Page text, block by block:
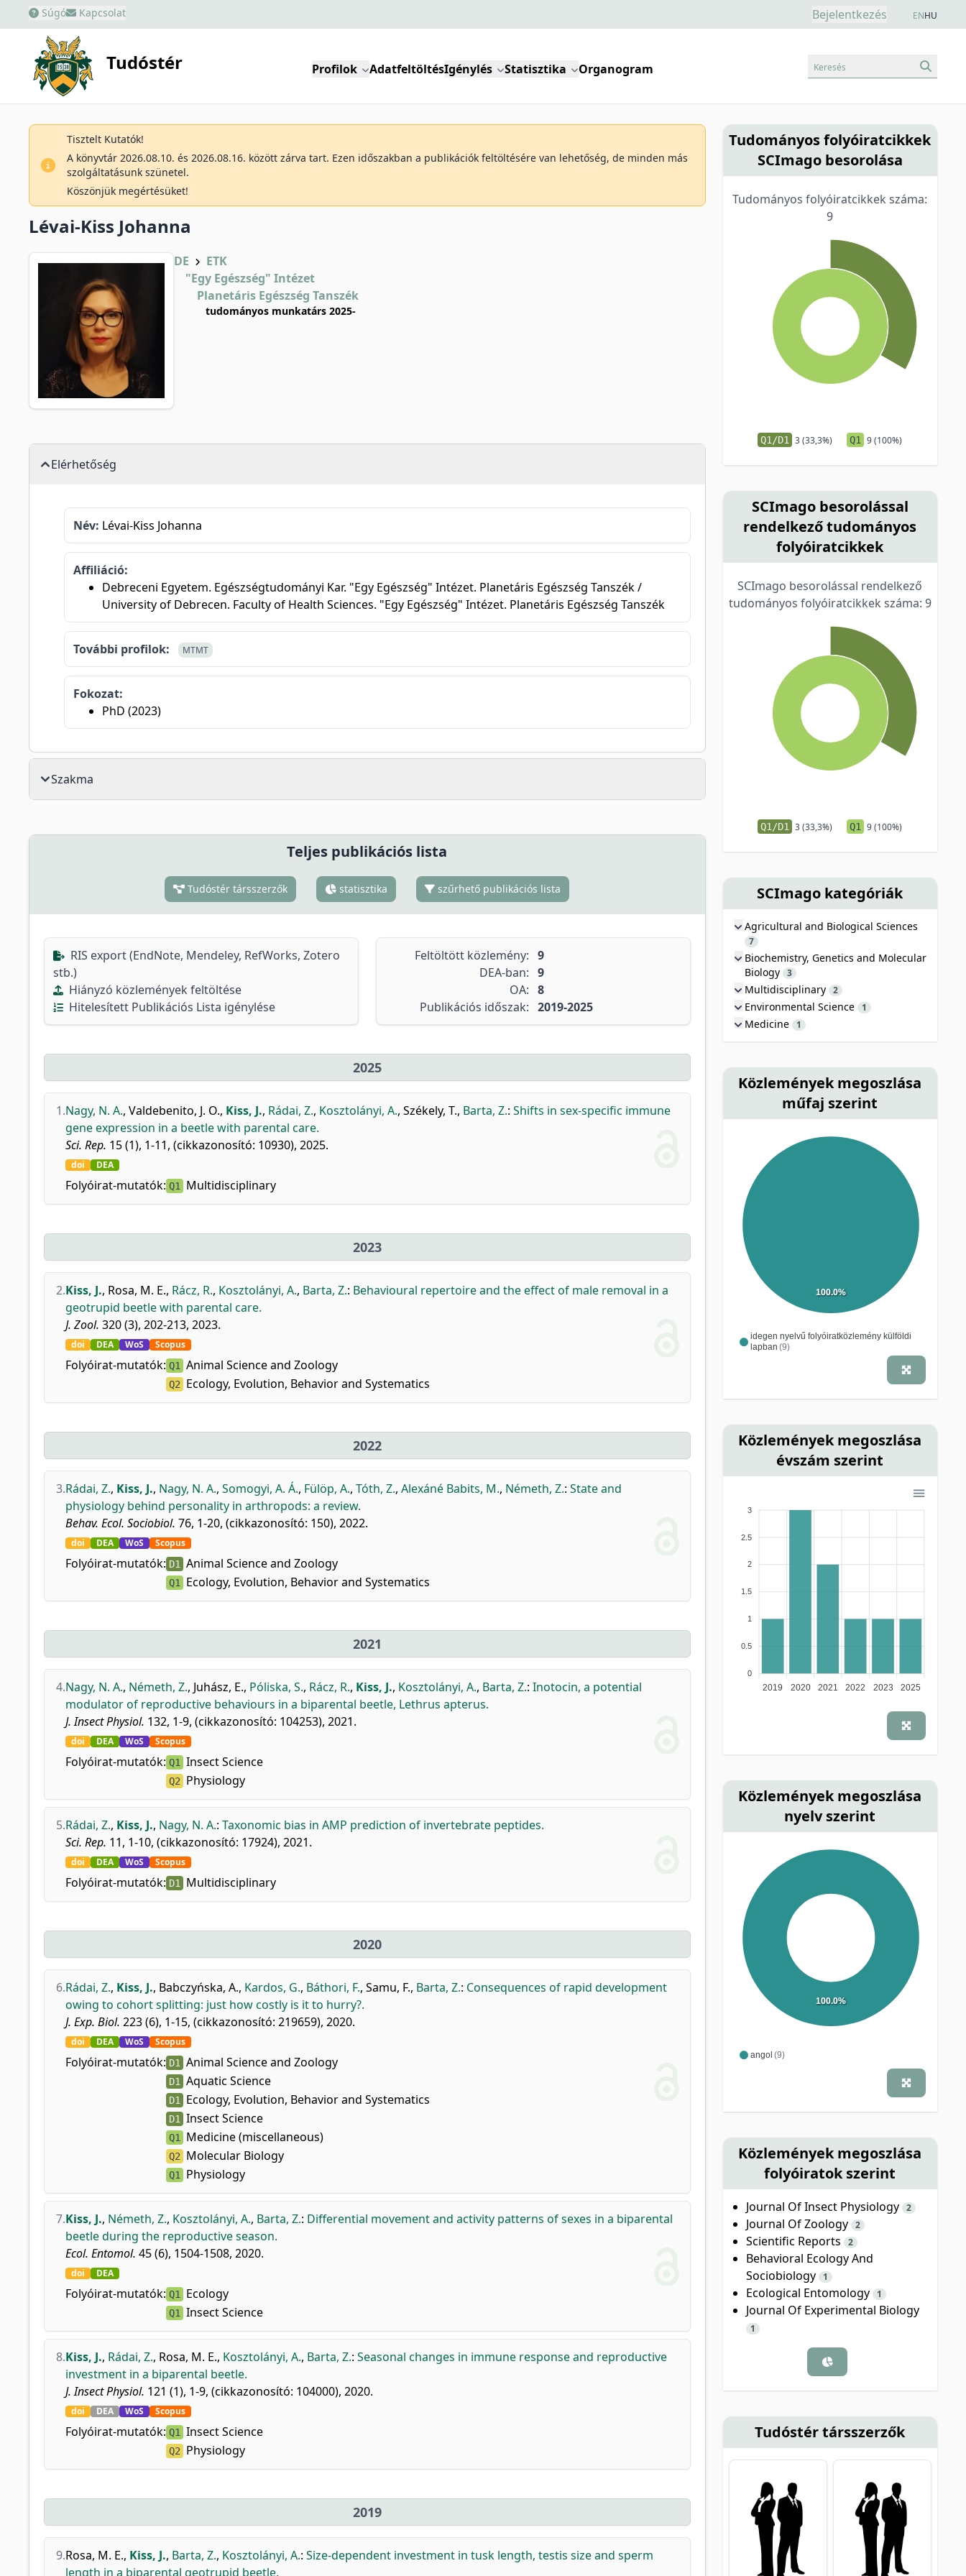
Súgó Kapcsolat Bejelentkezés ENHU
Tudóstér Profilok AdatfeltöltésIgénylés Statisztika Organogram Keresés
Tisztelt Kutatók!
A könyvtár 2026.08.10. és 2026.08.16. között zárva tart. Ezen időszakban a publikációk feltöltésére van lehetőség, de minden más
szolgáltatásunk szünetel.
Köszönjük megértésüket!
Lévai-Kiss Johanna
DE
ETK
"Egy Egészség" Intézet
Planetáris Egészség Tanszék
tudományos munkatárs 2025-
Elérhetőség
Név: Lévai-Kiss Johanna
Affiliáció:
Debreceni Egyetem. Egészségtudományi Kar. "Egy Egészség" Intézet. Planetáris Egészség Tanszék /
University of Debrecen. Faculty of Health Sciences. "Egy Egészség" Intézet. Planetáris Egészség Tanszék
További profilok: MTMT
Fokozat:
PhD (2023)
Szakma
Teljes publikációs lista
Tudóstér társszerzők statisztika szűrhető publikációs lista
RIS export (EndNote, Mendeley, RefWorks, Zotero
stb.)
Hiányzó közlemények feltöltése
Hitelesített Publikációs Lista igénylése
Feltöltött közlemény: 9
DEA-ban: 9
OA: 8
Publikációs időszak: 2019-2025
2025
1.Nagy, N. A., Valdebenito, J. O., Kiss, J., Rádai, Z., Kosztolányi, A., Székely, T., Barta, Z.: Shifts in sex-specific immune
gene expression in a beetle with parental care.
Sci. Rep. 15 (1), 1-11, (cikkazonosító: 10930), 2025.
doi DEA
Folyóirat-mutatók: Q1 Multidisciplinary
2023
2.Kiss, J., Rosa, M. E., Rácz, R., Kosztolányi, A., Barta, Z.: Behavioural repertoire and the effect of male removal in a
geotrupid beetle with parental care.
J. Zool. 320 (3), 202-213, 2023.
doi DEA WoS Scopus
Folyóirat-mutatók: Q1 Animal Science and Zoology
Q2 Ecology, Evolution, Behavior and Systematics
2022
3.Rádai, Z., Kiss, J., Nagy, N. A., Somogyi, A. Á., Fülöp, A., Tóth, Z., Alexáné Babits, M., Németh, Z.: State and
physiology behind personality in arthropods: a review.
Behav. Ecol. Sociobiol. 76, 1-20, (cikkazonosító: 150), 2022.
doi DEA WoS Scopus
Folyóirat-mutatók: D1 Animal Science and Zoology
Q1 Ecology, Evolution, Behavior and Systematics
2021
4.Nagy, N. A., Németh, Z., Juhász, E., Póliska, S., Rácz, R., Kiss, J., Kosztolányi, A., Barta, Z.: Inotocin, a potential
modulator of reproductive behaviours in a biparental beetle, Lethrus apterus.
J. Insect Physiol. 132, 1-9, (cikkazonosító: 104253), 2021.
doi DEA WoS Scopus
Folyóirat-mutatók: Q1 Insect Science
Q2 Physiology
5.Rádai, Z., Kiss, J., Nagy, N. A.: Taxonomic bias in AMP prediction of invertebrate peptides.
Sci. Rep. 11, 1-10, (cikkazonosító: 17924), 2021.
doi DEA WoS Scopus
Folyóirat-mutatók: D1 Multidisciplinary
2020
6.Rádai, Z., Kiss, J., Babczyńska, A., Kardos, G., Báthori, F., Samu, F., Barta, Z.: Consequences of rapid development
owing to cohort splitting: just how costly is it to hurry?.
J. Exp. Biol. 223 (6), 1-15, (cikkazonosító: 219659), 2020.
doi DEA WoS Scopus
Folyóirat-mutatók: D1 Animal Science and Zoology
D1 Aquatic Science
D1 Ecology, Evolution, Behavior and Systematics
D1 Insect Science
Q1 Medicine (miscellaneous)
Q2 Molecular Biology
Q1 Physiology
7.Kiss, J., Németh, Z., Kosztolányi, A., Barta, Z.: Differential movement and activity patterns of sexes in a biparental
beetle during the reproductive season.
Ecol. Entomol. 45 (6), 1504-1508, 2020.
doi DEA
Folyóirat-mutatók: Q1 Ecology
Q1 Insect Science
8.Kiss, J., Rádai, Z., Rosa, M. E., Kosztolányi, A., Barta, Z.: Seasonal changes in immune response and reproductive
investment in a biparental beetle.
J. Insect Physiol. 121 (1), 1-9, (cikkazonosító: 104000), 2020.
doi DEA WoS Scopus
Folyóirat-mutatók: Q1 Insect Science
Q2 Physiology
2019
9.Rosa, M. E., Kiss, J., Barta, Z., Kosztolányi, A.: Size-dependent investment in tusk length, testis size and sperm
length in a biparental geotrupid beetle.
Tudományos folyóiratcikkek
SCImago besorolása
Tudományos folyóiratcikkek száma:
9
Q1/D1 3 (33,3%) Q1 9 (100%)
SCImago besorolással
rendelkező tudományos
folyóiratcikkek
SCImago besorolással rendelkező
tudományos folyóiratcikkek száma: 9
Q1/D1 3 (33,3%) Q1 9 (100%)
SCImago kategóriák
Agricultural and Biological Sciences
7
Biochemistry, Genetics and Molecular
Biology 3
Multidisciplinary 2
Environmental Science 1
Medicine 1
Közlemények megoszlása
műfaj szerint
idegen nyelvű folyóiratközlemény külföldi
lapban (9)
100.0%
Közlemények megoszlása
évszám szerint
3
2.5
2
1.5
1
0.5
0
2019 2020 2021 2022 2023 2025
Közlemények megoszlása
nyelv szerint
angol (9)
100.0%
Közlemények megoszlása
folyóiratok szerint
Journal Of Insect Physiology 2
Journal Of Zoology 2
Scientific Reports 2
Behavioral Ecology And
Sociobiology
1
Ecological Entomology 1
Journal Of Experimental Biology
1
Tudóstér társszerzők